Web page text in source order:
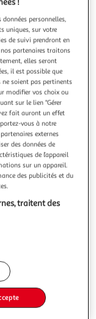
suivante
Le Jedi
52,92€
!
personnelles,
uniques, sur votre
de suivi prendront en
partenaires traitons
elles seront
il est possible que
ne soient pas pertinents
modifier vos choix ou
sur le lien "Gérer
fait auront un effet
vous à notre
externes
des données de
de l’appareil
sur un appareil.
des publicités et du
traitent des